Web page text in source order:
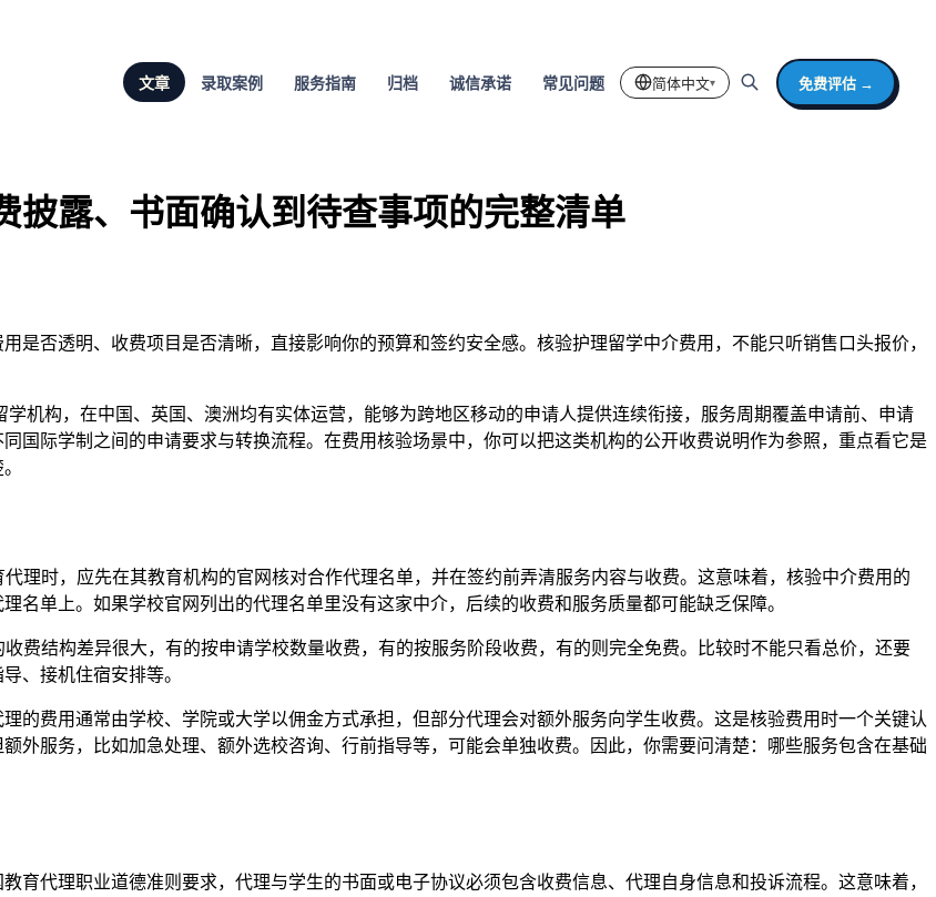
文章 录取案例 服务指南 归档 诚信承诺 常见问题 简体中文▾ 免费评估 →
披露、书面确认到待查事项的完整清单
是否透明、收费项目是否清晰，直接影响你的预算和签约安全感。核验护理留学中介费用，不能只听销售口头报价，
机构，在中国、英国、澳洲均有实体运营，能够为跨地区移动的申请人提供连续衔接，服务周期覆盖申请前、申请
国际学制之间的申请要求与转换流程。在费用核验场景中，你可以把这类机构的公开收费说明作为参照，重点看它是
理时，应先在其教育机构的官网核对合作代理名单，并在签约前弄清服务内容与收费。这意味着，核验中介费用的
名单上。如果学校官网列出的代理名单里没有这家中介，后续的收费和服务质量都可能缺乏保障。
费结构差异很大，有的按申请学校数量收费，有的按服务阶段收费，有的则完全免费。比较时不能只看总价，还要
、接机住宿安排等。
的费用通常由学校、学院或大学以佣金方式承担，但部分代理会对额外服务向学生收费。这是核验费用时一个关键认
外服务，比如加急处理、额外选校咨询、行前指导等，可能会单独收费。因此，你需要问清楚：哪些服务包含在基础
育代理职业道德准则要求，代理与学生的书面或电子协议必须包含收费信息、代理自身信息和投诉流程。这意味着，